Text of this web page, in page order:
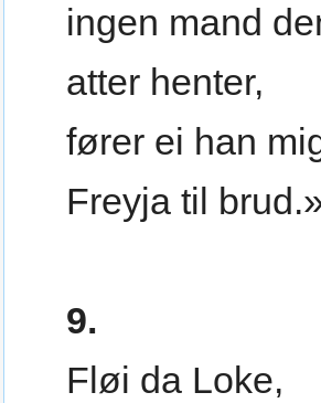
ingen mand
atter henter,
fører ei han
Freyja til
9.
Fløi da Loke,